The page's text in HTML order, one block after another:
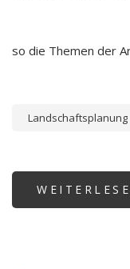
so die Themen der
Landschaftsplanung